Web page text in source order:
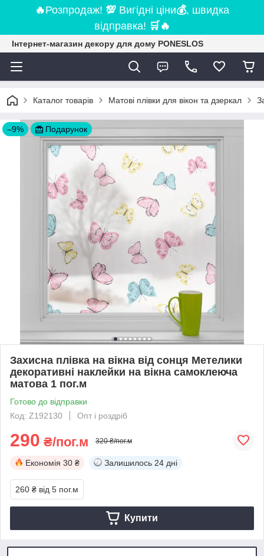
🔥Розпродаж! 💯 Вигідні ціни💰, швидка
відправка! 🛒 🔥
Інтернет-магазин декору для дому PONESLOS
Каталог товарів Матові плівки для вікон та дзеркал
–9% Подарунок
Захисна плівка на вікна від сонця Метелики
декоративні наклейки на вікна самоклеюча
матова 1 пог.м
Готово до відправки
Код: Z192130
Опт і роздріб
290 ₴/пог.м 320 ₴/пог.м
Економія 30 ₴ Залишилось 24 дні
260 ₴ від 5 пог.м
Купити